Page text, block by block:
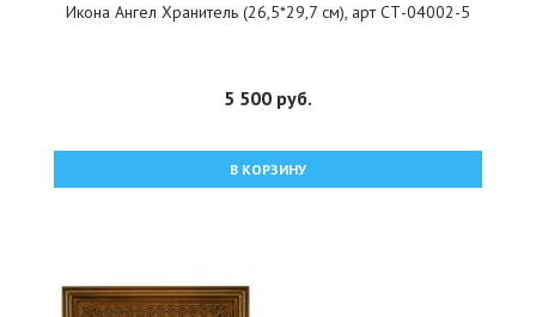
Икона Ангел Хранитель (26,5*29,7 см), арт СТ-04002-5
5 500 руб.
В КОРЗИНУ